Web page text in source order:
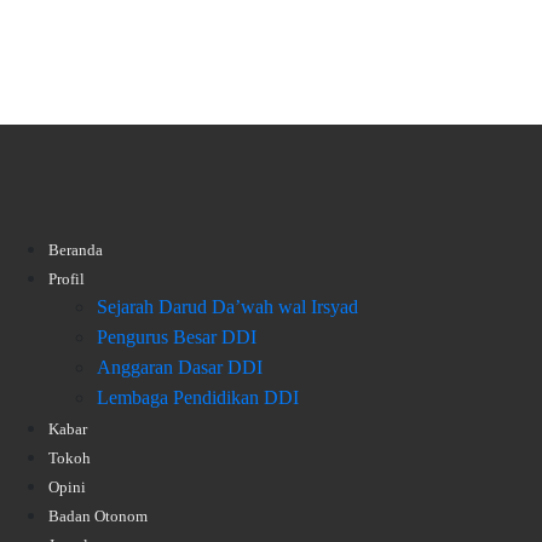
Beranda
Profil
Sejarah Darud Da’wah wal Irsyad
Pengurus Besar DDI
Anggaran Dasar DDI
Lembaga Pendidikan DDI
Kabar
Tokoh
Opini
Badan Otonom